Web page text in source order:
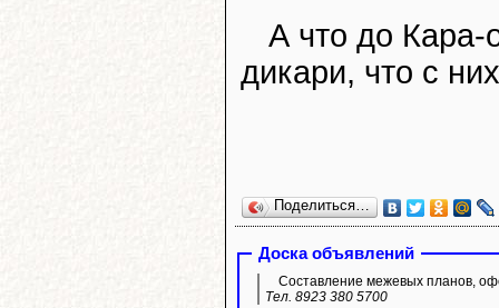
А что до Кара-
дикари, что с
Поделиться…
Доска объявлений
Составление межевых планов,
Тел. 8923 380 5700